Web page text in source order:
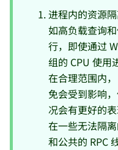
进程内的资源
如高负载查询
行，即使通过
组的 CPU 使用
在合理范围内
免会受到影响
况会有更好的
在一些无法隔
和公共的 RPC